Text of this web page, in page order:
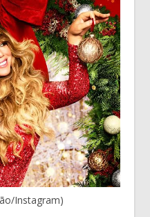
Instagram)